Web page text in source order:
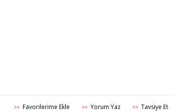
>> >> Yorum Yaz >> Tavsiye Et